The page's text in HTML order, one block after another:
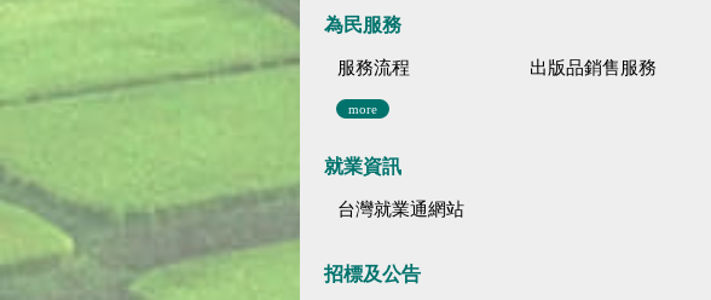
為民服務
服務流程 出版品銷售服務
more
就業資訊
台灣就業通網站
招標及公告